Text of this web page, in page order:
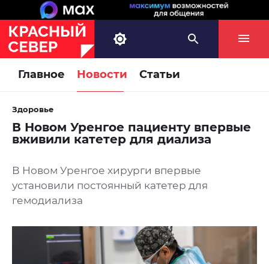
Главное Новости Статьи
Здоровье
В Новом Уренгое пациенту впервые
вживили катетер для диализа
В Новом Уренгое хирурги впервые
установили постоянный катетер для
гемодиализа